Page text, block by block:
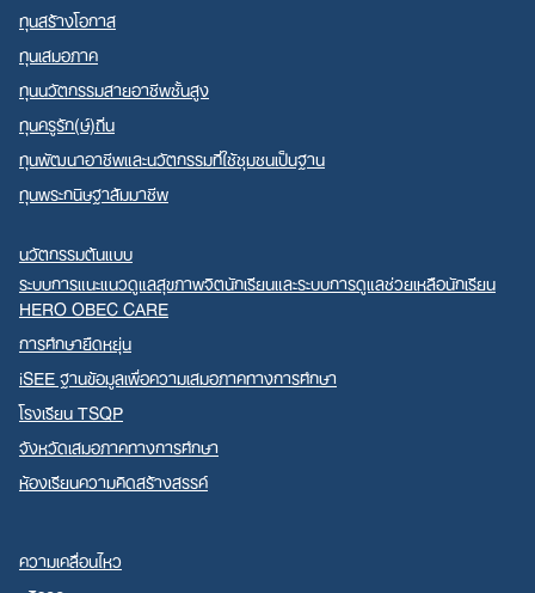
ทุนสร้างโอกาส
ทุนเสมอภาค
ทุนนวัตกรรมสายอาชีพชั้นสูง
ทุนครูรัก(ษ์)ถิ่น
ทุนพัฒนาอาชีพและนวัตกรรมที่ใช้ชุมชนเป็นฐาน
ทุนพระกนิษฐาสัมมาชีพ
นวัตกรรมต้นแบบ
ระบบการแนะแนวดูแลสุขภาพจิตนักเรียนและระบบการดูแลช่วยเหลือนักเรียน
HERO OBEC CARE
การศึกษายืดหยุ่น
iSEE ฐานข้อมูลเพื่อความเสมอภาคทางการศึกษา
โรงเรียน TSQP
จังหวัดเสมอภาคทางการศึกษา
ห้องเรียนความคิดสร้างสรรค์
ความเคลื่อนไหว